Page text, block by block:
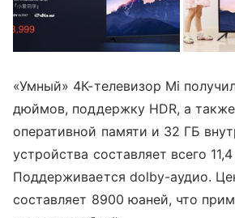
«Умный» 4К-телевизор Mi
дюймов, поддержку HDR, а
оперативной памяти и 32 ГБ
устройства составляет всего
Поддерживается dolby-аудио.
составляет 8900 юаней, что